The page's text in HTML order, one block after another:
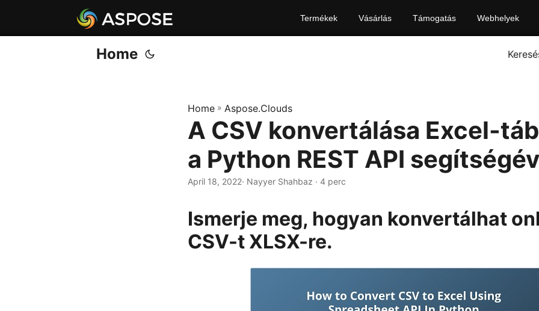
Termékek Vásárlás Támogatás Webhelyek
Home
Home » Aspose.Clouds
A CSV konvertálása Excel-
a Python REST API
April 18, 2022· Nayyer Shahbaz · 4 perc
Ismerje meg, hogyan konvertálhat
CSV-t XLSX-re.